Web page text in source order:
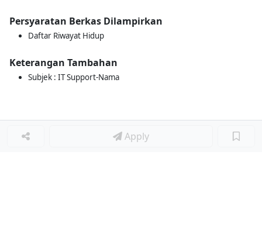
Persyaratan Berkas Dilampirkan
Daftar Riwayat Hidup
Keterangan Tambahan
Subjek : IT Support-Nama
Apply